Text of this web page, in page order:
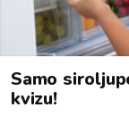
Samo
kvizu!